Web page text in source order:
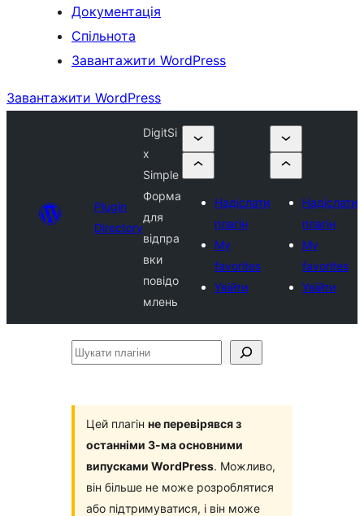
Документація
Спільнота
Завантажити WordPress
Завантажити WordPress
Plugin
Directory
DigitSi
x
Simple
Форма
для
відпра
вки
повідо
млень
Надіслати
плагін
My
favorites
Увійти
Надіслати
плагін
My
favorites
Увійти
Шукати
Цей плагін не перевірявся з
останніми 3-ма основними
випусками WordPress. Можливо,
він більше не може розроблятися
або підтримуватися, і він може